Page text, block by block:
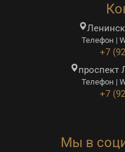
Телефон |
+7
проспект
Телефон |
+7
Мы в